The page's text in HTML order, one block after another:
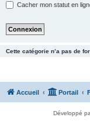
Cacher mon statut en
Cette catégorie n’a pas de
Accueil Portail
Développé